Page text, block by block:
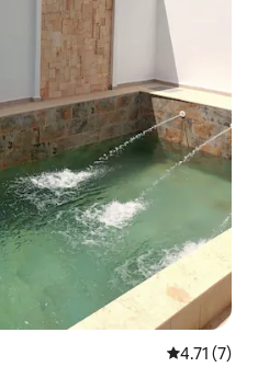
Calificación
4.71 (7)